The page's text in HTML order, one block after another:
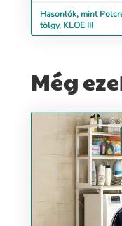
Hasonlók, mint
tölgy, KLOE III
Még